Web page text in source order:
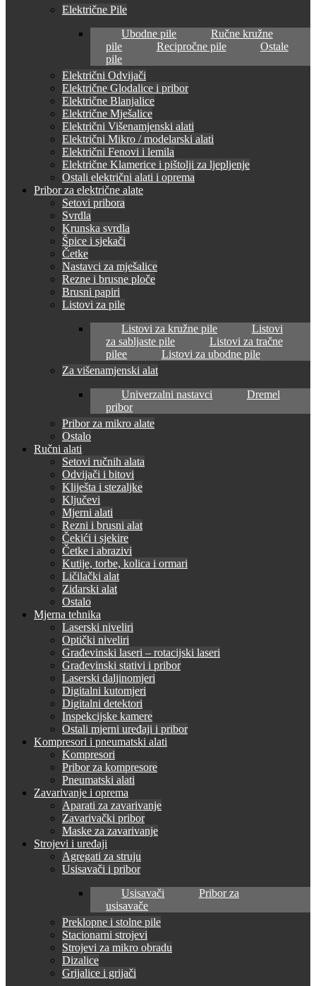
Električne Pile
Ubodne pile
Ručne kružne
pile
Recipročne pile
Ostale
pile
Električni Odvijači
Električne Glodalice i pribor
Električne Blanjalice
Električne Mješalice
Električni Višenamjenski alati
Električni Mikro / modelarski alati
Električni Fenovi i lemila
Električne Klamerice i pištolji za ljepljenje
Ostali električni alati i oprema
Pribor za električne alate
Setovi pribora
Svrdla
Krunska svrdla
Špice i sjekači
Četke
Nastavci za mješalice
Rezne i brusne ploče
Brusni papiri
Listovi za pile
Listovi za kružne pile
Listovi
za sabljaste pile
Listovi za tračne
pilee
Listovi za ubodne pile
Za višenamjenski alat
Univerzalni nastavci
Dremel
pribor
Pribor za mikro alate
Ostalo
Ručni alati
Setovi ručnih alata
Odvijači i bitovi
Kliješta i stezaljke
Ključevi
Mjerni alati
Rezni i brusni alat
Čekići i sjekire
Četke i abrazivi
Kutije, torbe, kolica i ormari
Ličilački alat
Zidarski alat
Ostalo
Mjerna tehnika
Laserski niveliri
Optički niveliri
Građevinski laseri – rotacijski laseri
Građevinski stativi i pribor
Laserski daljinomjeri
Digitalni kutomjeri
Digitalni detektori
Inspekcijske kamere
Ostali mjerni uređaji i pribor
Kompresori i pneumatski alati
Kompresori
Pribor za kompresore
Pneumatski alati
Zavarivanje i oprema
Aparati za zavarivanje
Zavarivački pribor
Maske za zavarivanje
Strojevi i uređaji
Agregati za struju
Usisavači i pribor
Usisavači
Pribor za
usisavače
Preklopne i stolne pile
Stacionarni strojevi
Strojevi za mikro obradu
Dizalice
Grijalice i grijači